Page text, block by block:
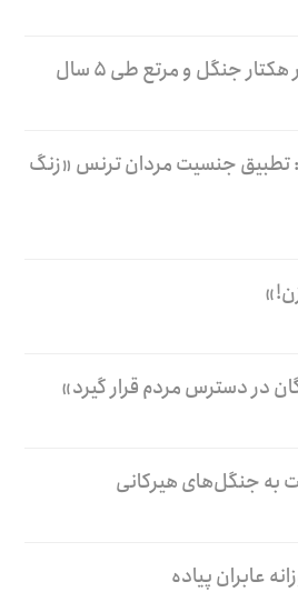
تطبیق جنسیت مردان ترنس «زنگ
در دسترس مردم قرار گیرد»
به جنگل‌های هیرکانی
عابران پیاده